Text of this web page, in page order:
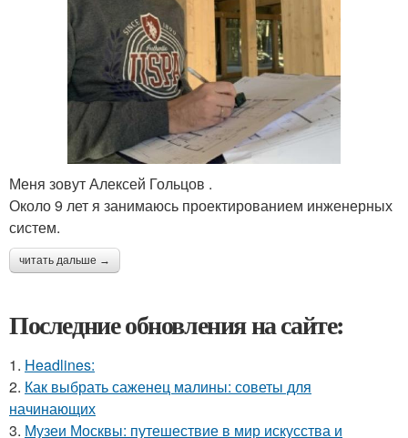
Меня зовут Алексей Гольцов .
Около 9 лет я занимаюсь проектированием инженерных
систем.
читать дальше →
Последние обновления на сайте:
1. Headlines:
2. Как выбрать саженец малины: советы для
начинающих
3. Музеи Москвы: путешествие в мир искусства и